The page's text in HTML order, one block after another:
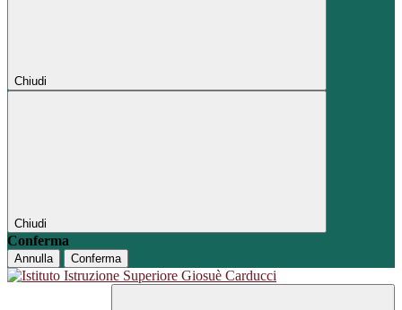
Chiudi
Chiudi
Conferma
Annulla Conferma